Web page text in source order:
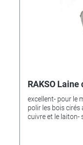
RAKSO
excellent- pour le
polir les bois cirés
cuivre et le laiton-